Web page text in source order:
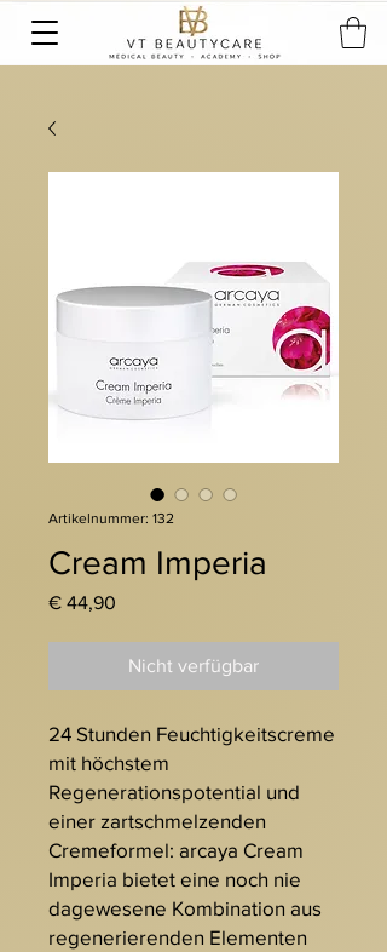
Artikelnummer: 132
Cream Imperia
€ 44,90
Nicht verfügbar
24 Stunden Feuchtigkeitscreme
mit höchstem
Regenerationspotential und
einer zartschmelzenden
Cremeformel: arcaya Cream
Imperia bietet eine noch nie
dagewesene Kombination aus
regenerierenden Elementen